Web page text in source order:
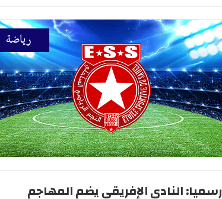
رياضة
رسميا: النادي الإفريقي يضم المهاجم